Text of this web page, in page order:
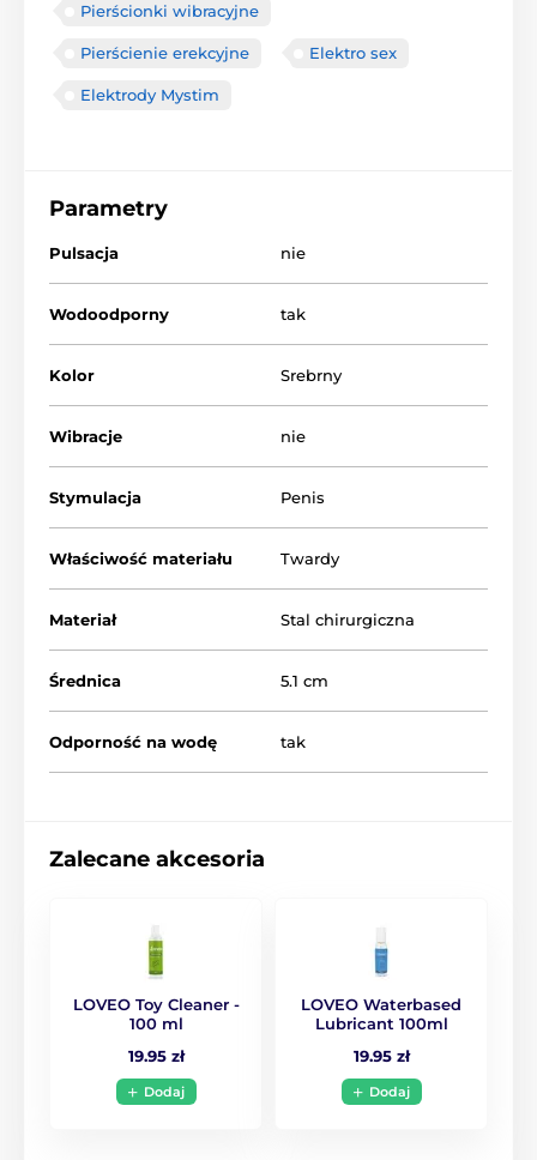
Pierścionki wibracyjne
Pierścienie erekcyjne Elektro sex
Elektrody Mystim
Parametry
Pulsacja nie
Wodoodporny tak
Kolor Srebrny
Wibracje nie
Stymulacja Penis
Właściwość materiału Twardy
Materiał Stal chirurgiczna
Średnica 5.1 cm
Odporność na wodę tak
Zalecane akcesoria
LOVEO Toy Cleaner -
100 ml
19.95 zł
Dodaj
LOVEO Waterbased
Lubricant 100ml
19.95 zł
Dodaj